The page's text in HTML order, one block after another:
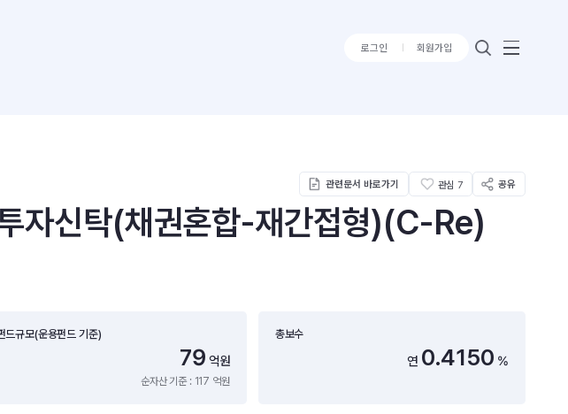
로그인 회원가입
관련문서 바로가기 관심 7 공유
자신탁(채권혼합-재간접형)(C-Re)
드규모(운용펀드 기준)
79 억원
순자산 기준 : 117 억원
총보수
연 0.4150 %